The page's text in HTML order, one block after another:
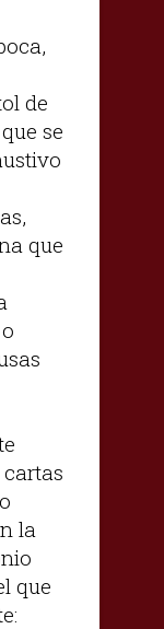
de
se
que
la
que